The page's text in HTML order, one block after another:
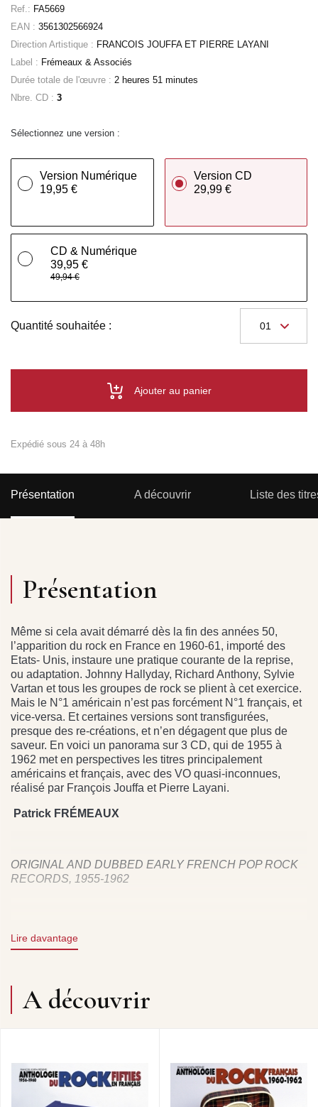
Ref.: FA5669
EAN : 3561302566924
Direction Artistique : FRANCOIS JOUFFA ET PIERRE LAYANI
Label : Frémeaux & Associés
Durée totale de l'œuvre : 2 heures 51 minutes
Nbre. CD : 3
Sélectionnez une version :
Version Numérique
19,95 €
Version CD
29,99 €
CD & Numérique
39,95 €
49,94 €
Quantité souhaitée :
Ajouter au panier
Expédié sous 24 à 48h
Présentation A découvrir Liste des
Présentation
Même si cela avait démarré dès la fin des années 50,
l’apparition du rock en France en 1960-61, importé des
Etats- Unis, instaure une pratique courante de la reprise,
ou adaptation. Johnny Hallyday, Richard Anthony, Sylvie
Vartan et tous les groupes de rock se plient à cet exercice.
Mais le N°1 américain n’est pas forcément N°1 français, et
vice-versa. Et certaines versions sont transfigurées,
presque des re-créations, et n’en dégagent que plus de
saveur. En voici un panorama sur 3 CD, qui de 1955 à
1962 met en perspectives les titres principalement
américains et français, avec des VO quasi-inconnues,
réalisé par François Jouffa et Pierre Layani.
Patrick FRÉMEAUX
ORIGINAL AND DUBBED EARLY FRENCH POP ROCK
RECORDS, 1955-1962
French imports of American rock soon gave rise to the
Richard Anthony and Sylvie Vartan, and all the rock
groups. But being “N°1 in America” didn’t necessarily
produce a French N°1, or vice versa, and some of the
American and French titles in perspective thanks to some
almost totally unknown original versions, selected here by
François Jouffa and Pierre Layani.
Patrick Frémeaux
Lire davantage
A découvrir